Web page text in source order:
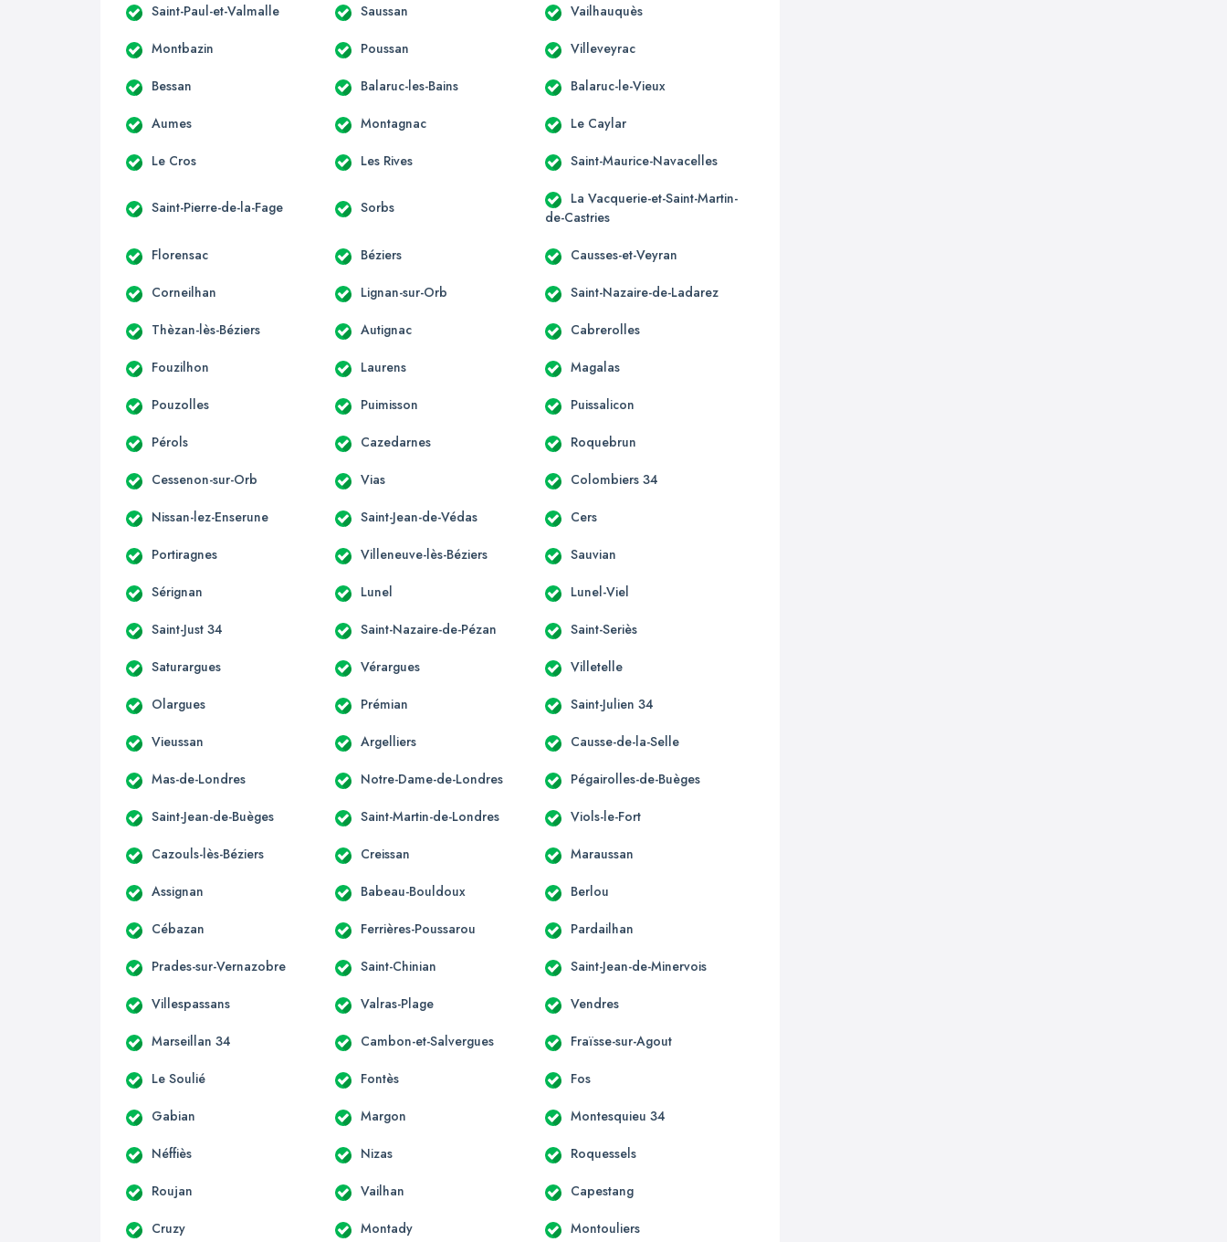
Saint-Paul-et-Valmalle Saussan Vailhauquès
Montbazin Poussan Villeveyrac
Bessan Balaruc-les-Bains Balaruc-le-Vieux
Aumes Montagnac Le Caylar
Le Cros Les Rives Saint-Maurice-Navacelles
Saint-Pierre-de-la-Fage Sorbs
La Vacquerie-et-Saint-Martin-
de-Castries
Florensac Béziers Causses-et-Veyran
Corneilhan Lignan-sur-Orb Saint-Nazaire-de-Ladarez
Thèzan-lès-Béziers Autignac Cabrerolles
Fouzilhon Laurens Magalas
Pouzolles Puimisson Puissalicon
Pérols Cazedarnes Roquebrun
Cessenon-sur-Orb Vias Colombiers 34
Nissan-lez-Enserune Saint-Jean-de-Védas Cers
Portiragnes Villeneuve-lès-Béziers Sauvian
Sérignan Lunel Lunel-Viel
Saint-Just 34 Saint-Nazaire-de-Pézan Saint-Seriès
Saturargues Vérargues Villetelle
Olargues Prémian Saint-Julien 34
Vieussan Argelliers Causse-de-la-Selle
Mas-de-Londres Notre-Dame-de-Londres Pégairolles-de-Buèges
Saint-Jean-de-Buèges Saint-Martin-de-Londres Viols-le-Fort
Cazouls-lès-Béziers Creissan Maraussan
Assignan Babeau-Bouldoux Berlou
Cébazan Ferrières-Poussarou Pardailhan
Prades-sur-Vernazobre Saint-Chinian Saint-Jean-de-Minervois
Villespassans Valras-Plage Vendres
Marseillan 34 Cambon-et-Salvergues Fraïsse-sur-Agout
Le Soulié Fontès Fos
Gabian Margon Montesquieu 34
Néffiès Nizas Roquessels
Roujan Vailhan Capestang
Cruzy Montady Montouliers